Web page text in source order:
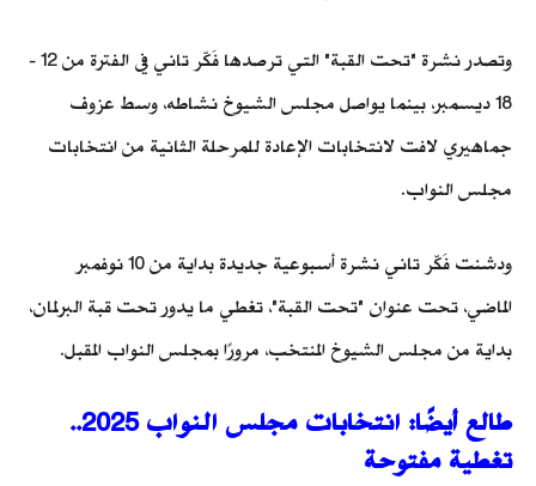
وتصدر نشرة "تحت القبة" التي ترصدها فَكّر تاني في الفترة من 12 -
18 ديسمبر، بينما يواصل مجلس الشيوخ نشاطه، وسط عزوف
جماهيري لافت لانتخابات الإعادة للمرحلة الثانية من انتخابات
مجلس النواب.
ودشنت فَكّر تاني نشرة أسبوعية جديدة بداية من 10 نوفمبر
الماضي، تحت عنوان "تحت القبة"، تغطي ما يدور تحت قبة البرلمان،
بداية من مجلس الشيوخ المنتخب، مرورًا بمجلس النواب المقبل.
طالع أيضًا: انتخابات مجلس النواب 2025..
تغطية مفتوحة